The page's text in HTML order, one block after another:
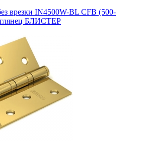
врезки IN4500W-BL CFB (500-
БЛИСТЕР